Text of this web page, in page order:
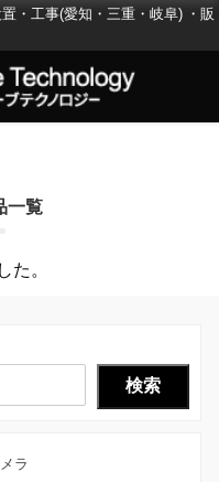
・工事(愛知・三重・岐阜) ・販
一覧
た。
検索
ラ